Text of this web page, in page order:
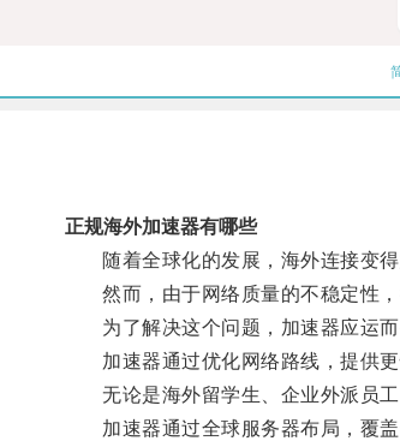
正规海外加速器有哪些
随着全球化的发展，海外连接变得
然而，由于网络质量的不稳定性，
为了解决这个问题，加速器应运而
加速器通过优化网络路线，提供更
无论是海外留学生、企业外派员工
加速器通过全球服务器布局，覆盖